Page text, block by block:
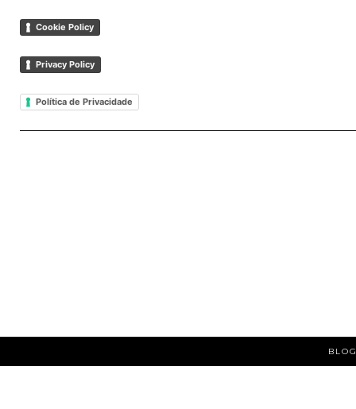
Cookie Policy
Privacy Policy
Política de Privacidade